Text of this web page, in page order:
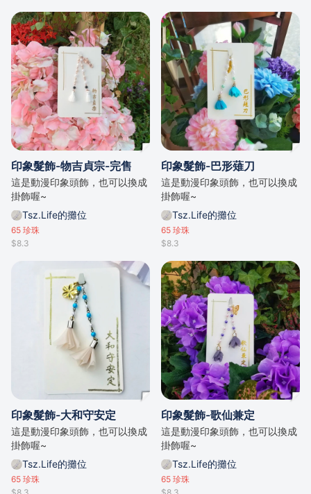
印象髮飾-物吉貞宗-完售
這是動漫印象頭飾，也可以換成
掛飾喔~
Tsz.Life的攤位
65 珍珠
$8.3
印象髮飾-巴形薙刀
這是動漫印象頭飾，也可以換成
掛飾喔~
Tsz.Life的攤位
65 珍珠
$8.3
印象髮飾-大和守安定
這是動漫印象頭飾，也可以換成
掛飾喔~
Tsz.Life的攤位
65 珍珠
印象髮飾-歌仙兼定
這是動漫印象頭飾，也可以換成
掛飾喔~
Tsz.Life的攤位
65 珍珠